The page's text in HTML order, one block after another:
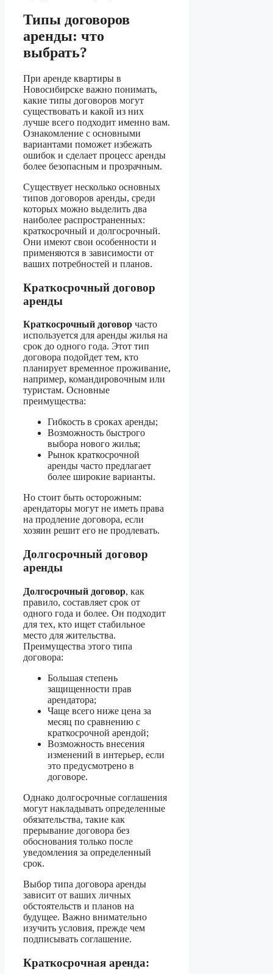
Типы договоров
аренды: что
выбрать?
При аренде квартиры в
Новосибирске важно понимать,
какие типы договоров могут
существовать и какой из них
лучше всего подходит именно вам.
Ознакомление с основными
вариантами поможет избежать
ошибок и сделает процесс аренды
более безопасным и прозрачным.
Существует несколько основных
типов договоров аренды, среди
которых можно выделить два
наиболее распространенных:
краткосрочный и долгосрочный.
Они имеют свои особенности и
применяются в зависимости от
ваших потребностей и планов.
Краткосрочный договор
аренды
Краткосрочный договор часто
используется для аренды жилья на
срок до одного года. Этот тип
договора подойдет тем, кто
планирует временное проживание,
например, командировочным или
туристам. Основные
преимущества:
Гибкость в сроках аренды;
Возможность быстрого
выбора нового жилья;
Рынок краткосрочной
аренды часто предлагает
более широкие варианты.
Но стоит быть осторожным:
арендаторы могут не иметь права
на продление договора, если
хозяин решит его не продлевать.
Долгосрочный договор
аренды
Долгосрочный договор, как
правило, составляет срок от
одного года и более. Он подходит
для тех, кто ищет стабильное
место для жительства.
Преимущества этого типа
договора:
Большая степень
защищенности прав
арендатора;
Чаще всего ниже цена за
месяц по сравнению с
краткосрочной арендой;
Возможность внесения
изменений в интерьер, если
это предусмотрено в
договоре.
Однако долгосрочные соглашения
могут накладывать определенные
обязательства, такие как
прерывание договора без
обоснования только после
уведомления за определенный
срок.
Выбор типа договора аренды
зависит от ваших личных
обстоятельств и планов на
будущее. Важно внимательно
изучить условия, прежде чем
подписывать соглашение.
Краткосрочная аренда: